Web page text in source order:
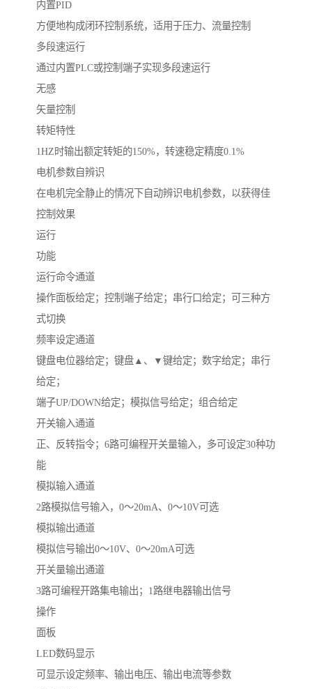
内置PID
方便地构成闭环控制系统，适用于压力、流量控制
多段速运行
通过内置PLC或控制端子实现多段速运行
无感
矢量控制
转矩特性
1HZ时输出额定转矩的150%，转速稳定精度0.1%
电机参数自辨识
在电机完全静止的情况下自动辨识电机参数，以获得佳
控制效果
运行
功能
运行命令通道
操作面板给定；控制端子给定；串行口给定；可三种方
式切换
频率设定通道
键盘电位器给定；键盘▲、▼键给定；数字给定；串行
给定；
端子UP/DOWN给定；模拟信号给定；组合给定
开关输入通道
正、反转指令；6路可编程开关量输入，多可设定30种功
能
模拟输入通道
2路模拟信号输入，0～20mA、0～10V可选
模拟输出通道
模拟信号输出0～10V、0～20mA可选
开关量输出通道
3路可编程开路集电输出；1路继电器输出信号
操作
面板
LED数码显示
可显示设定频率、输出电压、输出电流等参数